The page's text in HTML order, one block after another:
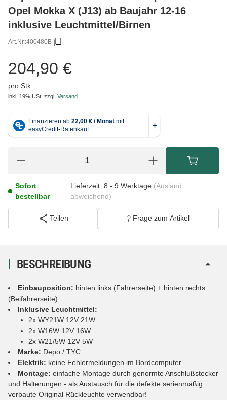
Opel Mokka X (J13) ab Baujahr 12-16
inklusive Leuchtmittel/Birnen
Art.Nr.:400480B
204,90 €
pro Stk
inkl. 19% USt. zzgl. Versand
Sofort
bestellbar
Lieferzeit: 8 - 9 Werktage (Ausland
abweichend)
Teilen Frage zum Artikel
BESCHREIBUNG
Einbauposition: hinten links (Fahrerseite) + hinten rechts
(Beifahrerseite)
Inklusive Leuchtmittel:
2x WY21W 12V 21W
2x W16W 12V 16W
2x W21/5W 12V 5W
Marke: Depo / TYC
Elektrik: keine Fehlermeldungen im Bordcomputer
Montage: einfache Montage durch genormte Anschlußstecker
und Halterungen - als Austausch für die defekte serienmäßig
verbaute Original Rückleuchte verwendbar!